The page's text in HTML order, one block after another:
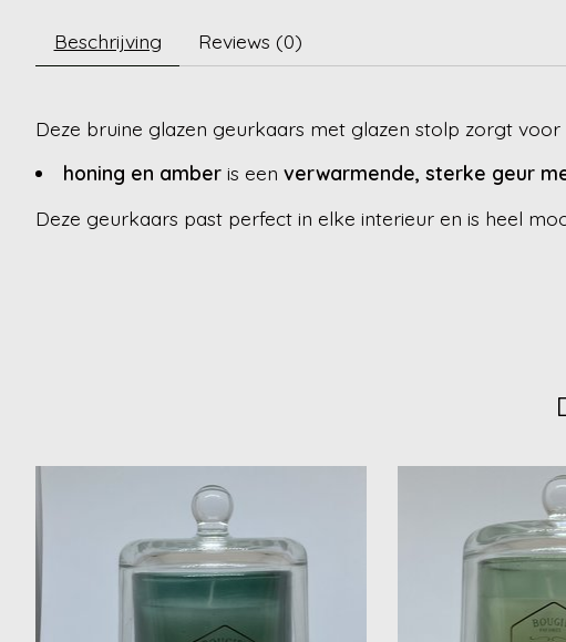
Beschrijving Reviews (0)
Deze bruine glazen geurkaars met glazen stolp zorgt
honing en amberis een verwarmende, sterke geur
Deze geurkaars past perfect in elke interieur en is heel